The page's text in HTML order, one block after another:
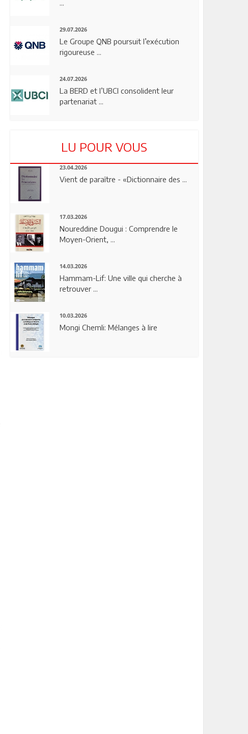
29.07.2026
Le Groupe QNB poursuit l’exécution
rigoureuse ...
24.07.2026
La BERD et l’UBCI consolident leur
partenariat ...
LU POUR VOUS
23.04.2026
Vient de paraître - «Dictionnaire des ...
17.03.2026
Noureddine Dougui : Comprendre le
Moyen-Orient, ...
14.03.2026
Hammam-Lif: Une ville qui cherche à
retrouver ...
10.03.2026
Mongi Chemli: Mélanges à lire